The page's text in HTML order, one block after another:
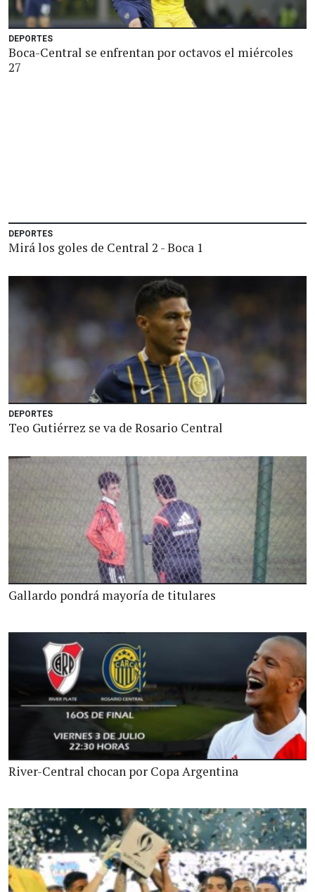
DEPORTES
Boca-Central se enfrentan por octavos el miércoles
27
DEPORTES
Mirá los goles de Central 2 - Boca 1
DEPORTES
Teo Gutiérrez se va de Rosario Central
Gallardo pondrá mayoría de titulares
River-Central chocan por Copa Argentina